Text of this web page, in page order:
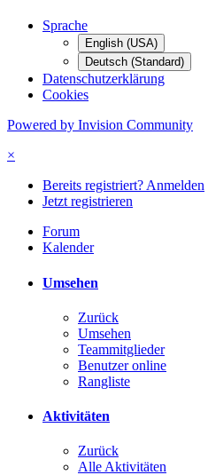
Sprache
English (USA)
Deutsch (Standard)
Datenschutzerklärung
Cookies
Powered by Invision Community
×
Bereits registriert? Anmelden
Jetzt registrieren
Forum
Kalender
Umsehen
Zurück
Umsehen
Teammitglieder
Benutzer online
Rangliste
Aktivitäten
Zurück
Alle Aktivitäten